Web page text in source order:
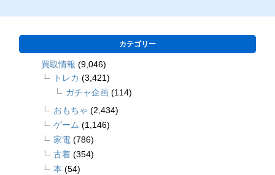
カテゴリー
買取情報 (9,046)
トレカ (3,421)
ガチャ企画 (114)
おもちゃ (2,434)
ゲーム (1,146)
家電 (786)
古着 (354)
本 (54)